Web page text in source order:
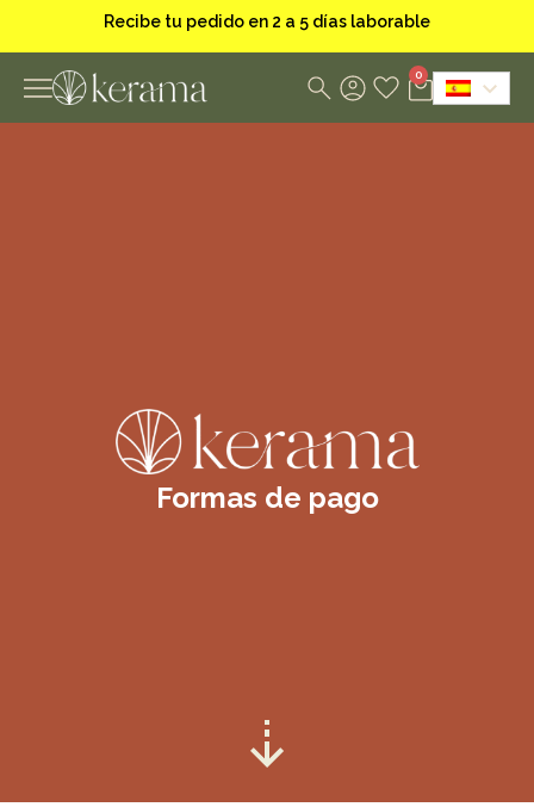
Recibetu pedidoen2 a 5díasl aborables
0
Formas de pago